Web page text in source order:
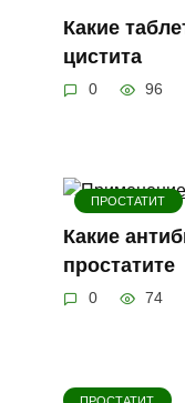
Какие
цистита
0 96
ПРОСТАТИТ
Какие
простатите
0 74